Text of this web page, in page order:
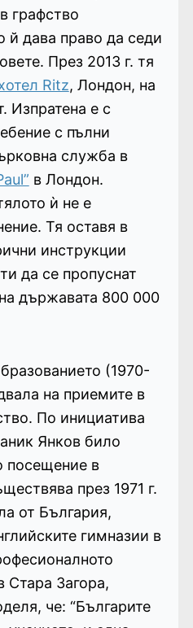
графство
дава право да седи
През 2013 г. тя
Ritz, Лондон, на
Изпратена е с
с пълни
служба в
в Лондон.
ѝ не е
Тя оставя в
инструкции
да се пропуснат
държавата 800 000
(1970-
на приемите в
По инициатива
Янков било
посещение в
през 1971 г.
от България,
гимназии в
Загора,
че: “Българите